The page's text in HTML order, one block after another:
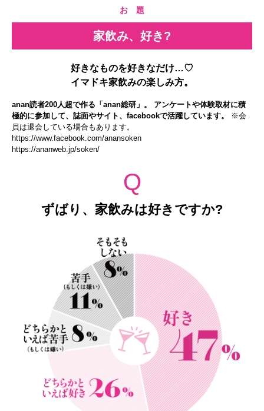
お 題
家飲み、好き?
好きなものを好きなだけ…♡
イマドキ家飲みの楽しみ方。
anan読者200人超で作る「anan総研」。 アンケートや体験取材に積
極的に参加して、誌面やサイト、facebookで活躍しています。
※会
員は退会している場合もあります。
https://www.facebook.com/anansoken
https://ananweb.jp/soken/
Q
ずばり、家飲みは好きですか?